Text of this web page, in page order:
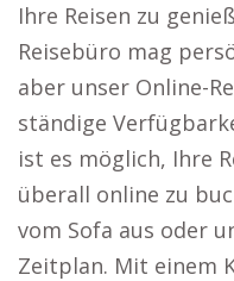
Ihre Reisen zu
Reisebüro mag
aber unser Online-
ständige
ist es möglich, Ihre
überall online zu
vom Sofa aus oder
Zeitplan. Mit einem